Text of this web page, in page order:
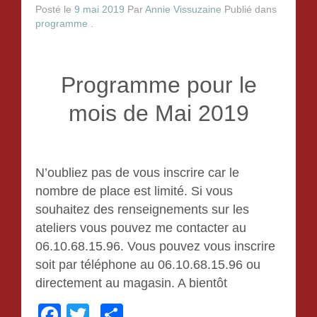
Le collage de serviettes
La porcelaine froide
Tableaux de sable
La mosaïque
Gouter d’Anniversaire
Tarification
Contact
Posté le 9 mai 2019 Par Annie Vissuzaine Publié dans
programme .
Programme pour le
mois de Mai 2019
N’oubliez pas de vous inscrire car le
nombre de place est limité. Si vous
souhaitez des renseignements sur les
ateliers vous pouvez me contacter au
06.10.68.15.96. Vous pouvez vous inscrire
soit par téléphone au 06.10.68.15.96 ou
directement au magasin. A bientôt